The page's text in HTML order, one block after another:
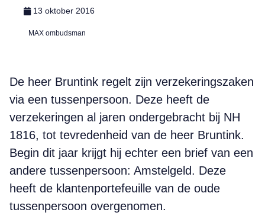
13 oktober 2016
MAX ombudsman
De heer Bruntink regelt zijn verzekeringszaken
via een tussenpersoon. Deze heeft de
verzekeringen al jaren ondergebracht bij NH
1816, tot tevredenheid van de heer Bruntink.
Begin dit jaar krijgt hij echter een brief van een
andere tussenpersoon: Amstelgeld. Deze
heeft de klantenportefeuille van de oude
tussenpersoon overgenomen.